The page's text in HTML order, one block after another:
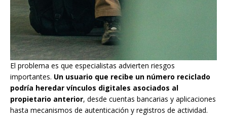
El problema es que especialistas advierten riesgos
importantes. Un usuario que recibe un número reciclado
podría heredar vínculos digitales asociados al
propietario anterior, desde cuentas bancarias y aplicaciones
hasta mecanismos de autenticación y registros de actividad.